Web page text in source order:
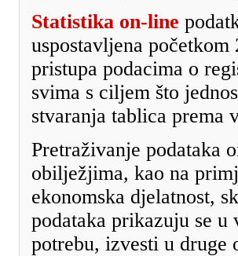
Statistika on-line
uspostavljena
pristupa podacima o
svima s ciljem što
stvaranja tablica prema
Pretraživanje podataka
obilježjima, kao na
ekonomska djelatnost,
podataka prikazuju se
potrebu, izvesti u